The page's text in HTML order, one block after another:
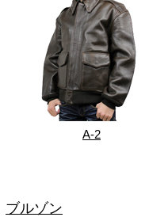
A-2
ブルゾン